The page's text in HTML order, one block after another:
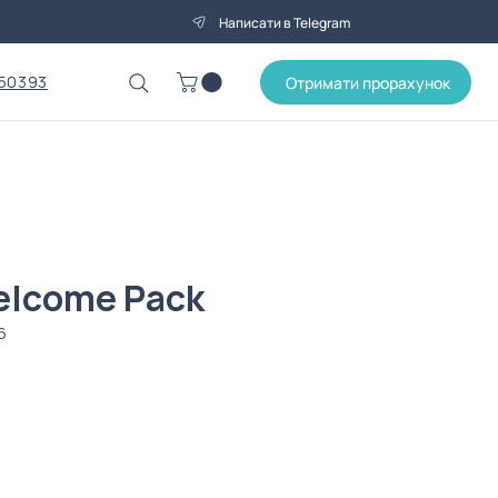
Написати в Telegram
Отримати прорахунок
Pack